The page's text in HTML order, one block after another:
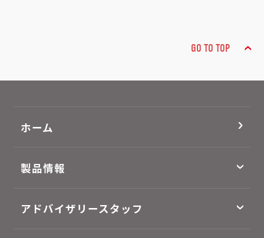
GO TO TOP
ホーム
製品情報
アドバイザリースタッフ